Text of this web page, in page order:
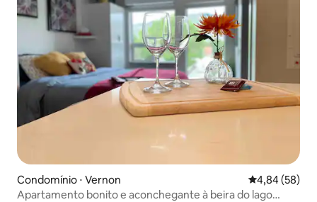
Condomínio ⋅ Vernon 4,84 de uma
4,84 (58)
Apartamento bonito e aconchegante à beira do lago